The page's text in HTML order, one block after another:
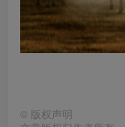
© 版权声明